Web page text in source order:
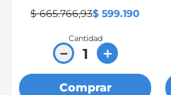
$ 665.766,93$ 599.190
Cantidad
＋
－
Comprar